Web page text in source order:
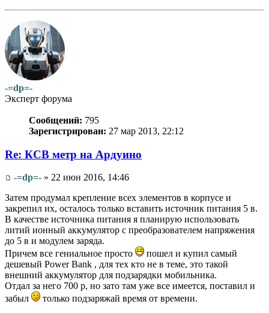
-=dp=-
Эксперт форума
Сообщений: 795
Зарегистрирован: 27 мар 2013, 22:12
Re: КСВ метр на Ардуино
-=dp=- » 22 июн 2016, 14:46
Затем продумал крепление всех элементов в корпусе и
закрепил их, осталось только вставить источник питания 5 в.
В качестве источника питания я планирую использовать
литий ионный аккумулятор с преобразователем напряжения
до 5 в и модулем заряда.
Причем все гениальное просто
пошел и купил самый
дешевый Power Bank , для тех кто не в теме, это такой
внешний аккумулятор для подзарядки мобильника.
Отдал за него 700 р, но зато там уже все имеется, поставил и
забыл
только подзаряжай время от времени.